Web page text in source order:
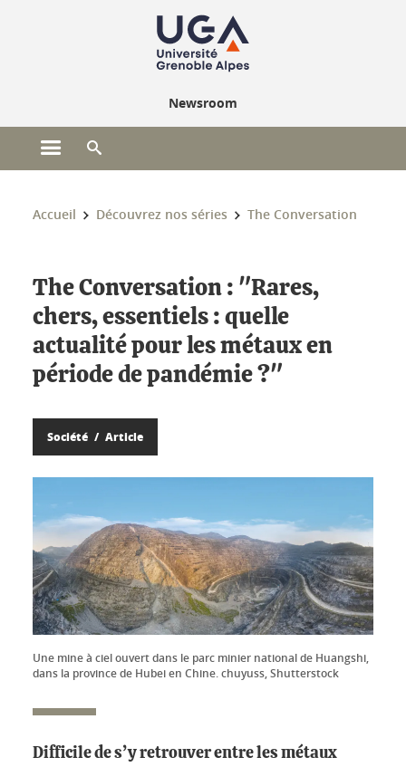
Newsroom
Ouvrir le menu principal
Vous êtes ici :
Accueil Découvrez nos séries The Conversation
The Conversation : "Rares,
chers, essentiels : quelle
actualité pour les métaux en
période de pandémie ?"
Société Article
Une mine à ciel ouvert dans le parc minier national de Huangshi,
dans la province de Hubei en Chine. chuyuss, Shutterstock
Difficile de s’y retrouver entre les métaux